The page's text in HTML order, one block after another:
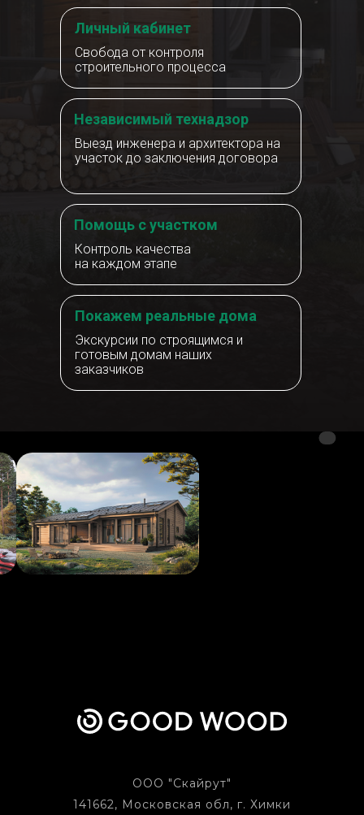
Экскурсии по строящимся и
готовым домам наших
заказчиков
Выезд инженера и архитектора на
участок до заключения договора
Контроль качества
на каждом этапе
Свобода от контроля
строительного процесса
Покажем реальные дома
Помощь с участком
Независимый технадзор
Личный кабинет
ООО "Скайрут"
141662, Московская обл, г. Химки